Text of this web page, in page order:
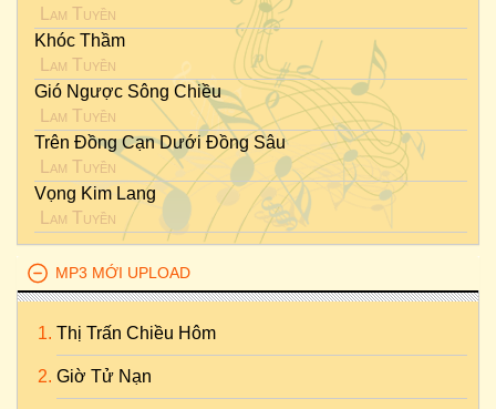
Lam Tuyền
Khóc Thầm
Lam Tuyền
Gió Ngược Sông Chiều
Lam Tuyền
Trên Đồng Cạn Dưới Đồng Sâu
Lam Tuyền
Vọng Kim Lang
Lam Tuyền
MP3 MỚI UPLOAD
Thị Trấn Chiều Hôm
Giờ Tử Nạn